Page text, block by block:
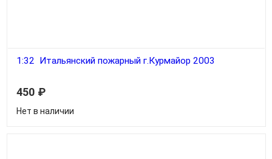
1:32 Итальянский пожарный г.Курмайор 2003
450 ₽
Нет в наличии